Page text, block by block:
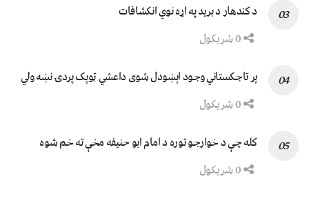
د کندهار د برید په اړه نوي انکشافات
پر تاجکستاني وجود اېښودل شوی داعشي ټوپک پردۍ نښه ولي
کله چې د خوارجو توره د امام ابو حنیفه مخې ته خم شوه